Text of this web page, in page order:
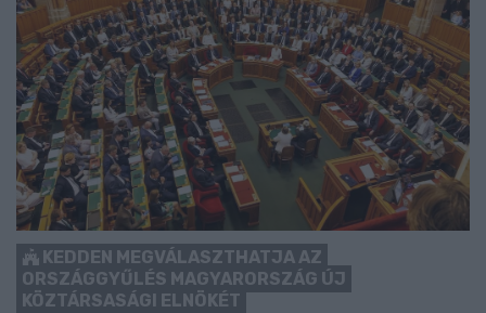
KEDDEN MEGVÁLASZTHATJA AZ
ORSZÁGGYŰLÉS MAGYARORSZÁG ÚJ
KÖZTÁRSASÁGI ELNÖKÉT